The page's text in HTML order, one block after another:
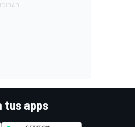
tus apps